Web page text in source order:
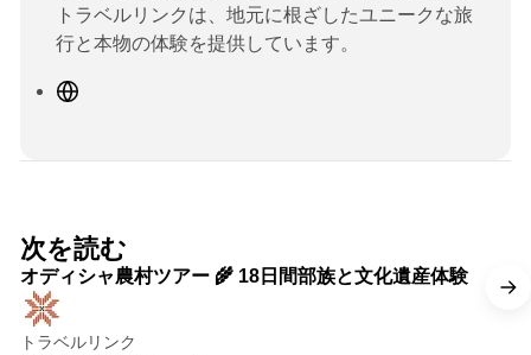
トラベルリンクは、地元に根ざしたユニークな旅
行と本物の体験を提供しています。
ウ
ト
次を読む
オディシャ農村ツアー 🌾 18日間部族と文化遺産体験
トラベルリンク